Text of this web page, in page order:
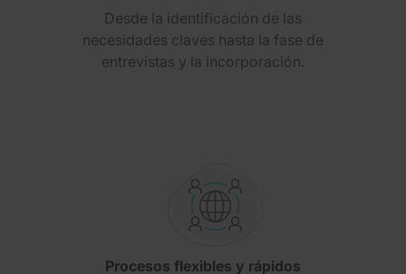
Desde la identificación de las
necesidades claves hasta la fase de
entrevistas y la incorporación.
Procesos flexibles y rápidos